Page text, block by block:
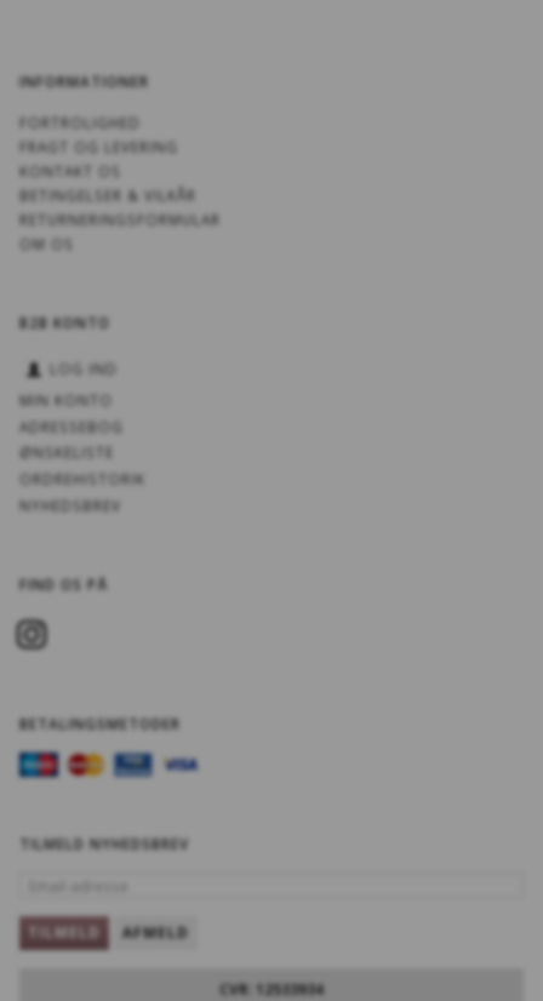
INFORMATIONER
FORTROLIGHED
FRAGT OG LEVERING
KONTAKT OS
BETINGELSER & VILKÅR
RETURNERINGSFORMULAR
OM OS
B2B KONTO
LOG IND
MIN KONTO
ADRESSEBOG
ØNSKELISTE
ORDREHISTORIK
NYHEDSBREV
FIND OS PÅ
BETALINGSMETODER
TILMELD NYHEDSBREV
TILMELD AFMELD
CVR: 12533934